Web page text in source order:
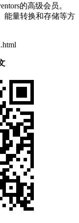
的高级会员。
能量转换和存储等方